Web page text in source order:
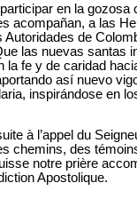
en la
acompañan, a las
de
las nuevas santas
la fe y de caridad
así nuevo
inspirándose en
à l’appel du
chemins, des
notre prière
Apostolique.